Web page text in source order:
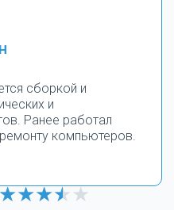
сборкой и
и
Ранее работал
компьютеров.